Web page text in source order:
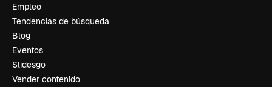
Empleo
Tendencias de búsqueda
Blog
Eventos
Slidesgo
Vender contenido